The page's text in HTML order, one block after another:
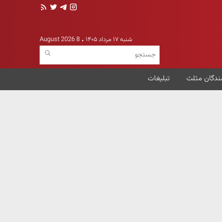
شنبه ۱۷ مرداد ۱۴۰۵ 8 August 2026
مثلث تبلیغات